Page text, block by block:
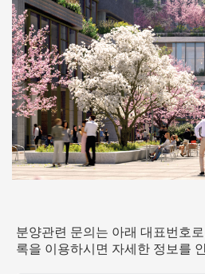
분양관련 문의는 아래 대표번호
록을 이용하시면 자세한 정보를